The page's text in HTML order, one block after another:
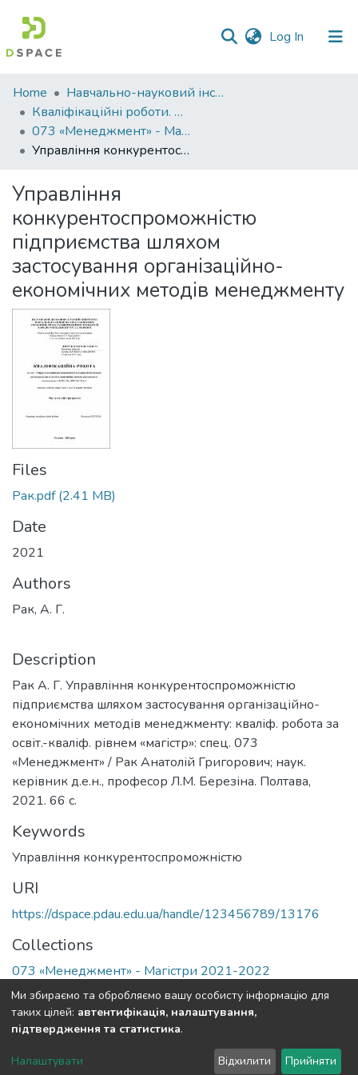
Log In (current)
Communities
&
Collections
All of DSpace
Statistics
Home
Навчально-науковий інститут економіки, управління, права та інформаційних технологій
Кваліфікаційні роботи. ННІ економіки, управління, права та ІТ
073 «Менеджмент» - Магістри 2021-2022
Управління конкурентоспроможністю підприємства шляхом застосування організаційно-економічних методів менеджменту
Управління
конкурентоспроможністю
підприємства шляхом
застосування організаційно-
економічних методів менеджменту
Files
Рак.pdf(2.41 MB)
Date
2021
Authors
Рак, А. Г.
Description
Рак А. Г. Управління конкурентоспроможністю
підприємства шляхом застосування організаційно-
економічних методів менеджменту: кваліф. робота за
освіт.-кваліф. рівнем «магістр»: спец. 073
«Менеджмент» / Рак Анатолій Григорович; наук.
керівник д.е.н., професор Л.М. Березіна. Полтава,
2021. 66 с.
Keywords
Управління конкурентоспроможністю
URI
https://dspace.pdau.edu.ua/handle/123456789/13176
Collections
073 «Менеджмент» - Магістри 2021-2022
Full item page
DSpace software copyright © 2002-2026 LYRASIS
Ми збираємо та обробляємо вашу особисту інформацію для
таких цілей: автентифікація, налаштування,
підтвердження та статистика.
Налаштувати Відхилити Прийняти